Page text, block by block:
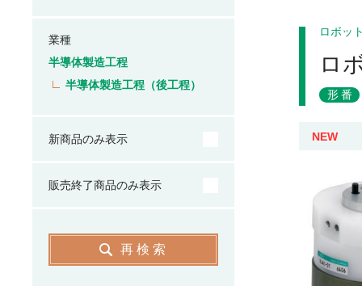
ロボッ
ロ
形番
NEW
業種
半導体製造工程
半導体製造工程（後工程）
新商品のみ表示
販売終了商品のみ表示
再検索